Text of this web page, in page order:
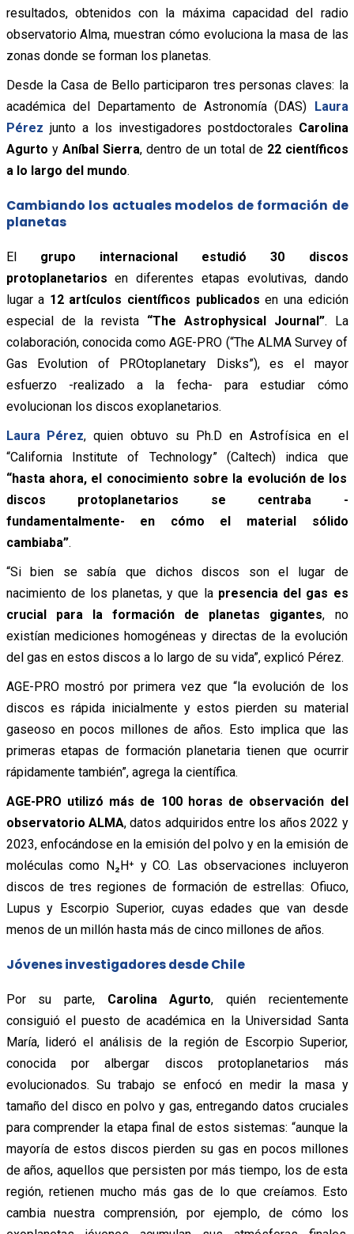
resultados, obtenidos con la máxima capacidad del radio
observatorio Alma, muestran cómo evoluciona la masa de las
zonas donde se forman los planetas.
Desde la Casa de Bello participaron tres personas claves: la
académica del Departamento de Astronomía (DAS) Laura
Pérez junto a los investigadores postdoctorales Carolina
Agurto y Aníbal Sierra, dentro de un total de22 científicos
a lo largo del mundo.
Cambiando los actuales modelos de formación de
planetas
El grupo internacional estudió 30 discos
protoplanetarios en diferentes etapas evolutivas, dando
lugar a 12 artículos científicos publicados en una edición
especial de la revista “The Astrophysical Journal”. La
colaboración, conocida como AGE-PRO (“The ALMA Survey of
Gas Evolution of PROtoplanetary Disks”), es el mayor
esfuerzo -realizado a la fecha- para estudiar cómo
evolucionan los discos exoplanetarios.
Laura Pérez, quien obtuvo su Ph.D en Astrofísica en el
“California Institute of Technology” (Caltech) indica que
“hasta ahora, el conocimiento sobre la evolución de los
discos protoplanetarios se centraba -
fundamentalmente- en cómo el material sólido
cambiaba”.
“Si bien se sabía que dichos discos son el lugar de
nacimiento de los planetas, y que lapresencia del gas es
crucial para la formación de planetas gigantes, no
existían mediciones homogéneas y directas de la evolución
del gas en estos discos a lo largo de su vida”, explicó Pérez.
AGE-PRO mostró por primera vez que “la evolución de los
discos es rápida inicialmente y estos pierden su material
gaseoso en pocos millones de años. Esto implica que las
primeras etapas de formación planetaria tienen que ocurrir
rápidamente también”, agrega la científica.
AGE-PRO utilizó más de 100 horas de observación del
observatorio ALMA, datos adquiridos entre los años 2022 y
2023, enfocándose en la emisión del polvo y en la emisión de
moléculas como N₂H⁺ y CO. Las observaciones incluyeron
discos de tres regiones de formación de estrellas: Ofiuco,
Lupus y Escorpio Superior, cuyas edades que van desde
menos de un millón hasta más de cinco millones de años.
Jóvenes investigadores desde Chile
Por su parte, Carolina Agurto, quién recientemente
consiguió el puesto de académica en la Universidad Santa
María, lideró el análisis de la región de Escorpio Superior,
conocida por albergar discos protoplanetarios más
evolucionados. Su trabajo se enfocó en medir la masa y
tamaño del disco en polvo y gas, entregando datos cruciales
para comprender la etapa final de estos sistemas: “aunque la
mayoría de estos discos pierden su gas en pocos millones
de años, aquellos que persisten por más tiempo, los de esta
región, retienen mucho más gas de lo que creíamos. Esto
cambia nuestra comprensión, por ejemplo, de cómo los